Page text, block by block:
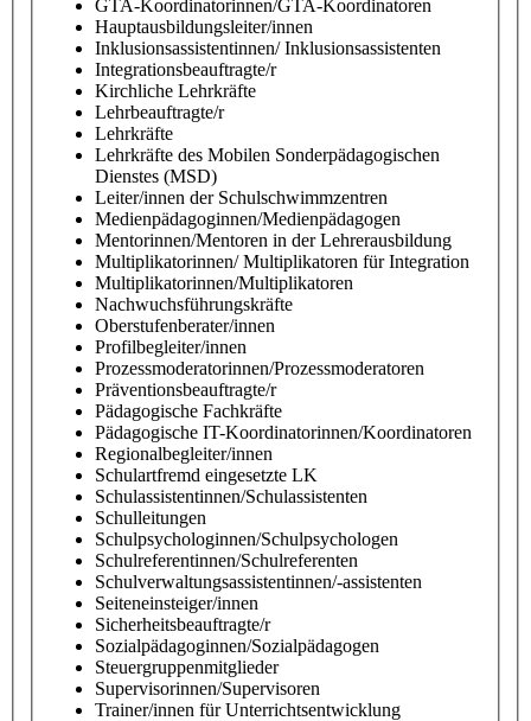
GTA-Koordinatorinnen/GTA-Koordinatoren
Hauptausbildungsleiter/innen
Inklusionsassistentinnen/ Inklusionsassistenten
Integrationsbeauftragte/r
Kirchliche Lehrkräfte
Lehrbeauftragte/r
Lehrkräfte
Lehrkräfte des Mobilen Sonderpädagogischen
Dienstes (MSD)
Leiter/innen der Schulschwimmzentren
Medienpädagoginnen/Medienpädagogen
Mentorinnen/Mentoren in der Lehrerausbildung
Multiplikatorinnen/ Multiplikatoren für Integration
Multiplikatorinnen/Multiplikatoren
Nachwuchsführungskräfte
Oberstufenberater/innen
Profilbegleiter/innen
Prozessmoderatorinnen/Prozessmoderatoren
Präventionsbeauftragte/r
Pädagogische Fachkräfte
Pädagogische IT-Koordinatorinnen/Koordinatoren
Regionalbegleiter/innen
Schulartfremd eingesetzte LK
Schulassistentinnen/Schulassistenten
Schulleitungen
Schulpsychologinnen/Schulpsychologen
Schulreferentinnen/Schulreferenten
Schulverwaltungsassistentinnen/-assistenten
Seiteneinsteiger/innen
Sicherheitsbeauftragte/r
Sozialpädagoginnen/Sozialpädagogen
Steuergruppenmitglieder
Supervisorinnen/Supervisoren
Trainer/innen für Unterrichtsentwicklung